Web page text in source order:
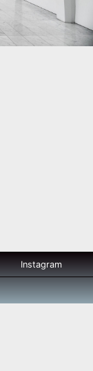
Instagram